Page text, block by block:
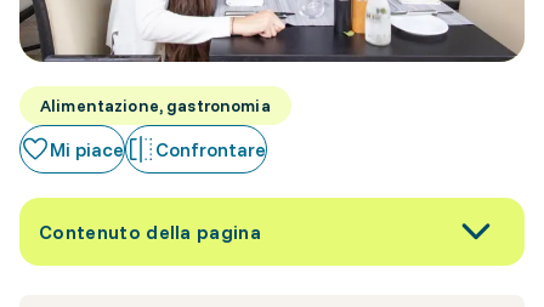
Alimentazione, gastronomia
Mi piace Confrontare
Contenuto della pagina